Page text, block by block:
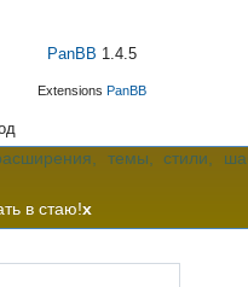
PanBB 1.4.5
Extensions PanBB
в стаю!x